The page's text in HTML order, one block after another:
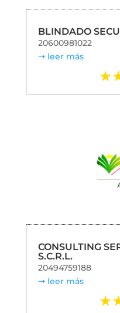
BLINDADO
20600981022
leer más
CONSULTING
S.C.R.L.
20494759188
leer más